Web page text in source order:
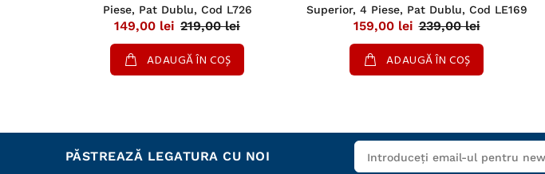
Piese, Pat Dublu, Cod L726
149,00 lei 219,00 lei
ADAUGĂ ÎN COȘ
Superior, 4 Piese, Pat Dublu, Cod LE169
159,00 lei 239,00 lei
ADAUGĂ ÎN COȘ
PĂSTREAZĂ LEGATURA CU NOI